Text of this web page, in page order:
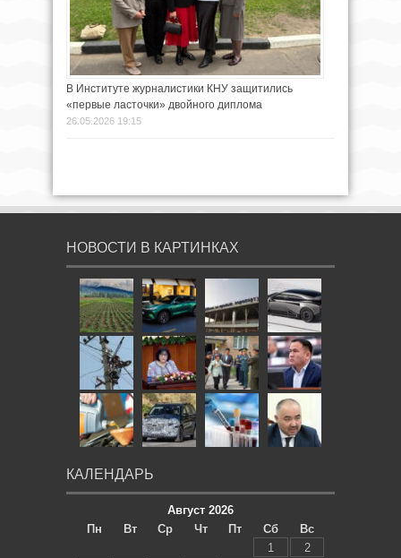
В Институте журналистики КНУ защитились
«первые ласточки» двойного диплома
26.05.2026 19:15
НОВОСТИ В КАРТИНКАХ
КАЛЕНДАРЬ
Август 2026
Пн
Вт Ср Чт Пт Сб
Вс
1
2